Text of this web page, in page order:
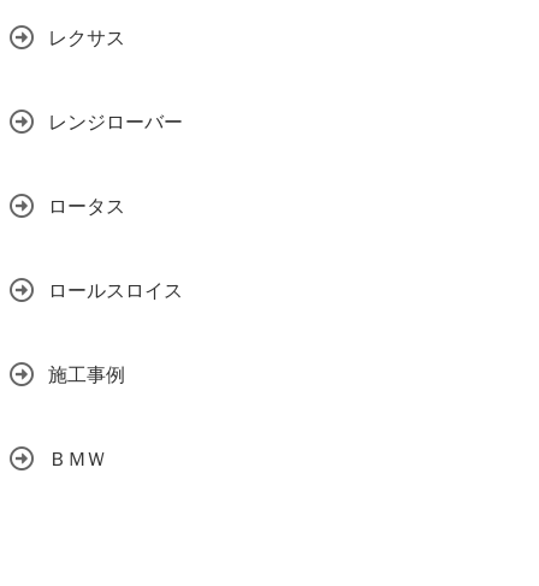
レクサス
レンジローバー
ロータス
ロールスロイス
施工事例
ＢＭＷ